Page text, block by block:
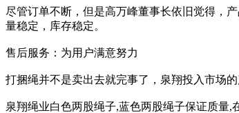
尽管订单不断，但是高万峰董事长依旧觉得，
量稳定，库存稳定。
售后服务：为用户满意努力
打捆绳并不是卖出去就完事了，泉翔投入市场的
泉翔绳业白色两股绳子,蓝色两股绳子保证质量,